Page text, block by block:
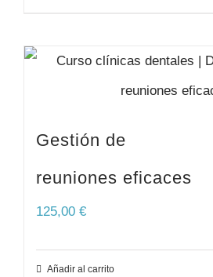
Gestión de
reuniones eficaces
125,00 €
Añadir al carrito